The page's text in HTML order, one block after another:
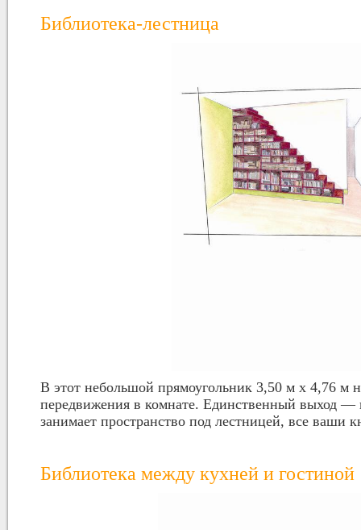
Библиотека-лестница
В этот небольшой прямоугольник 3,50 м х 4,76 м
передвижения в комнате. Единственный выход —
занимает пространство под лестницей, все ваши
Библиотека между кухней и гостиной